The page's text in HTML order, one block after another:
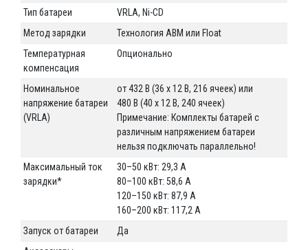
Тип батареи
VRLA, Ni-CD
Метод зарядки
Технология ABM или Float
Температурная
компенсация
Опционально
Номинальное
напряжение батареи
(VRLA)
от 432 В (36 x 12 В, 216 ячеек) или
480 В (40 x 12 В, 240 ячеек)
Примечание: Комплекты батарей с
различным напряжением батареи
нельзя подключать параллельно!
Максимальный ток
зарядки*
30–50 кВт: 29,3 А
80–100 кВт: 58,6 А
120–150 кВт: 87,9 А
160–200 кВт: 117,2 A
Запуск от батареи
Да